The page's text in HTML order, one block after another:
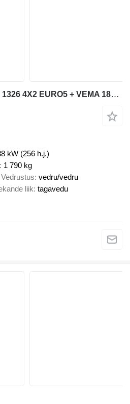
Mercedes-Benz ATEGO 1326 4X2 EURO5 + VEMA 182 TE
kW (256 h.j.)
1 790 kg
Vedrustus vedru/vedru
liik tagavedu